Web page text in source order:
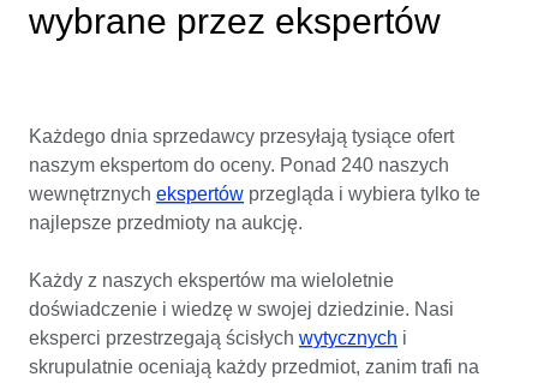
wybrane przez ekspertów
Każdego dnia sprzedawcy przesyłają tysiące ofert
naszym ekspertom do oceny. Ponad 240 naszych
wewnętrznych ekspertów przegląda i wybiera tylko te
najlepsze przedmioty na aukcję.
Każdy z naszych ekspertów ma wieloletnie
doświadczenie i wiedzę w swojej dziedzinie. Nasi
eksperci przestrzegają ścisłych wytycznych i
skrupulatnie oceniają każdy przedmiot, zanim trafi na